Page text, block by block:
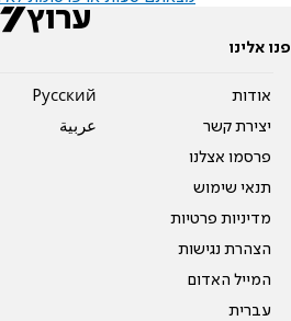
פנו אלינו
אודות
יצירת קשר
פרסמו אצלנו
תנאי שימוש
מדיניות פרטיות
הצהרת נגישות
המייל האדום
עברית
Pусский
عربية